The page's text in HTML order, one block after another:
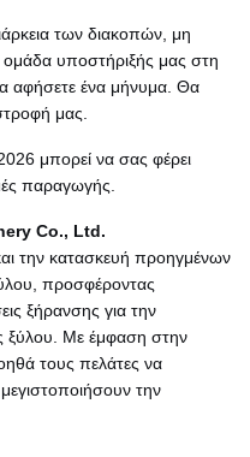
των διακοπών, μη
ομάδα υποστήριξής μας στη
αφήσετε ένα μήνυμα. Θα
μας.
μπορεί να σας φέρει
παραγωγής.
Co., Ltd.
την κατασκευή προηγμένων
προσφέροντας
ξήρανσης για την
ξύλου. Με έμφαση στην
τους πελάτες να
την